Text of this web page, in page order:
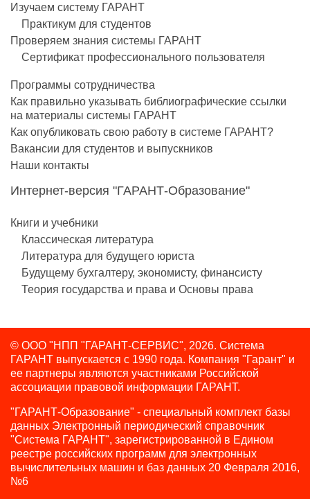
Изучаем систему ГАРАНТ
Практикум для студентов
Проверяем знания системы ГАРАНТ
Сертификат профессионального пользователя
Программы сотрудничества
Как правильно указывать библиографические ссылки
на материалы системы ГАРАНТ
Как опубликовать свою работу в системе ГАРАНТ?
Вакансии для студентов и выпускников
Наши контакты
Интернет-версия "ГАРАНТ-Образование"
Книги и учебники
Классическая литература
Литература для будущего юриста
Будущему бухгалтеру, экономисту, финансисту
Теория государства и права и Основы права
© ООО "НПП "ГАРАНТ-СЕРВИС", 2026. Система
ГАРАНТ выпускается с 1990 года. Компания "Гарант" и
ее партнеры являются участниками Российской
ассоциации правовой информации ГАРАНТ.
"ГАРАНТ-Образование" - специальный комплект базы
данных Электронный периодический справочник
"Система ГАРАНТ", зарегистрированной в Едином
реестре российских программ для электронных
вычислительных машин и баз данных 20 Февраля 2016,
№6